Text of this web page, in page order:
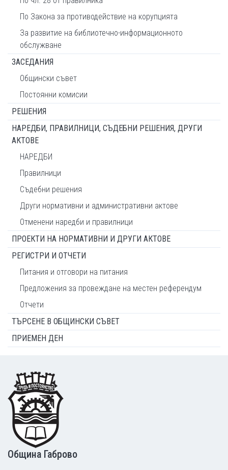
По Закона за противодействие на корупцията
За развитие на библиотечно-информационното
обслужване
ЗАСЕДАНИЯ
Общински съвет
Постоянни комисии
РЕШЕНИЯ
НАРЕДБИ, ПРАВИЛНИЦИ, СЪДЕБНИ РЕШЕНИЯ, ДРУГИ
АКТОВЕ
НАРЕДБИ
Правилници
Съдебни решения
Други нормативни и административни актове
Отменени наредби и правилници
ПРОЕКТИ НА НОРМАТИВНИ И ДРУГИ АКТОВЕ
РЕГИСТРИ И ОТЧЕТИ
Питания и отговори на питания
Предложения за провеждане на местен референдум
Отчети
ТЪРСЕНЕ В ОБЩИНСКИ СЪВЕТ
ПРИЕМЕН ДЕН
Footer
Община Габрово